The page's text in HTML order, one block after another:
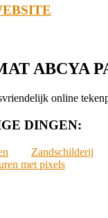
ABCYA
online
DINGEN:
Zandschilderij
met pixels